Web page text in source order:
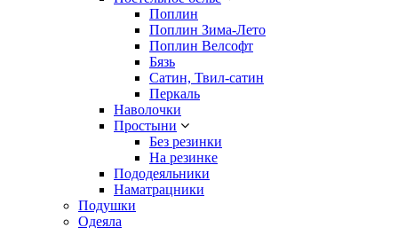
Поплин
Поплин Зима-Лето
Поплин Велсофт
Бязь
Сатин, Твил-сатин
Перкаль
Наволочки
Простыни
Без резинки
На резинке
Пододеяльники
Наматрацники
Подушки
Одеяла